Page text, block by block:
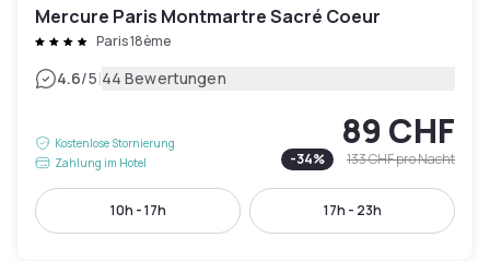
Mercure Paris Montmartre Sacré Coeur
Paris 18ème
4.6/5|44 Bewertungen
Kostenlose Stornierung
Zahlung im Hotel
89 CHF
-34% 133 CHFpro Nacht
10h - 17h 17h - 23h